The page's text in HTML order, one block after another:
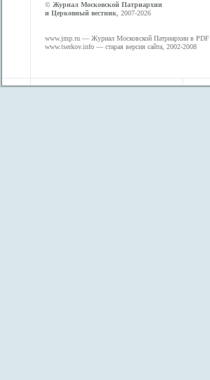
© Журнал Московской Патриархии
и Церковный вестник , 2007-2026
www.jmp.ru — Журнал Московской Патриархии в PDF
www.tserkov.info — старая версия сайта, 2002-2008